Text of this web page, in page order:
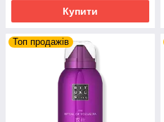
Купити
Топ продажів